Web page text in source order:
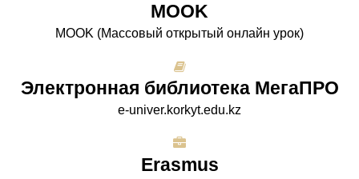
МООK
МООK (Массовый открытый онлайн урок)
Электронная библиотека МегаПРО
e-univer.korkyt.edu.kz
Erasmus